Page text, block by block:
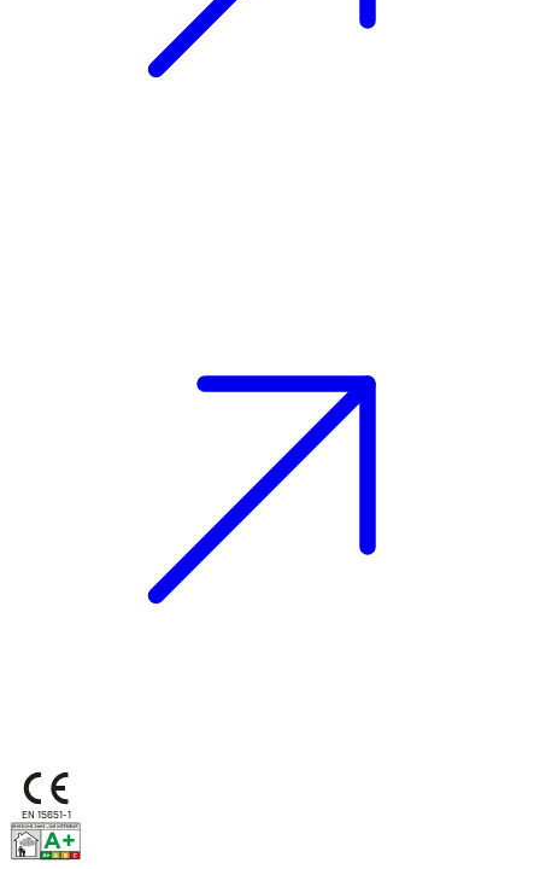
EN 15651-1